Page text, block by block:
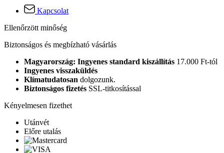
Kapcsolat
Ellenőrzött minőség
Biztonságos és megbízható vásárlás
Magyarország: Ingyenes standard kiszállítás 17.000 Ft-tól
Ingyenes visszaküldés
Klímatudatosan dolgozunk.
Biztonságos fizetés SSL-titkosítással
Kényelmesen fizethet
Utánvét
Előre utalás